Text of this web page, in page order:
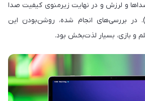
و لرزش و در نهایت زیرمنوی کیفیت صدا
در بررسی‌های انجام شده، روشن‌بودن این
و بازی، بسیار لذت‌بخش بود.